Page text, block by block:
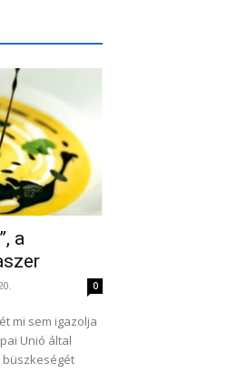
a
0
mi sem igazolja
Unió által